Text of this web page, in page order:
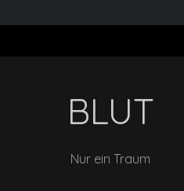
BLUT
Nur ein Traum